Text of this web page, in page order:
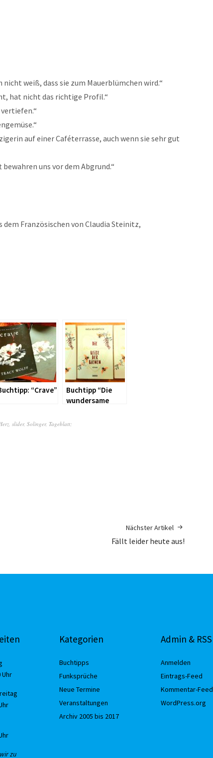
nicht weiß, dass sie zum Mauerblümchen wird.“
hat nicht das richtige Profil.“
auf einer Caféterrasse, auch wenn sie sehr gut
uns vor dem Abgrund.“
dem Französischen von Claudia Steinitz,
“Crave”
Buchtipp “Die
wundersame
, slider, Solinger, Tageblatt;
Nächster Artikel
Fällt leider heute aus!
Uhr
zu
Kategorien
Buchtipps
Funksprüche
Neue Termine
Veranstaltungen
Archiv 2005 bis 2017
Admin & RSS
Anmelden
Eintrags-Feed
Kommentar-Feed
WordPress.org